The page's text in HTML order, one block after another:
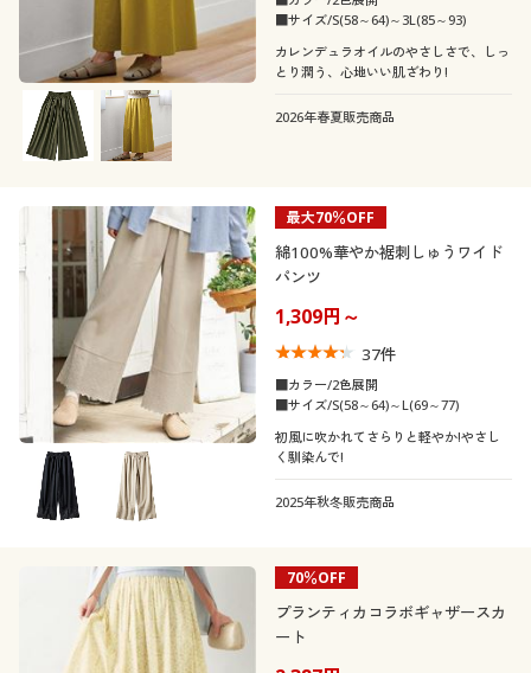
■サイズ/S(58～64)～3L(85～93)
カレンデュラオイルのやさしさで、しっ
とり潤う、心地いい肌ざわり!
2026年春夏販売商品
最大70％OFF
綿100%華やか裾刺しゅうワイド
パンツ
1,309円～
37件
■カラー/2色展開
■サイズ/S(58～64)～L(69～77)
初風に吹かれてさらりと軽やか!やさし
く馴染んで!
2025年秋冬販売商品
70％OFF
プランティカコラボギャザースカ
ート